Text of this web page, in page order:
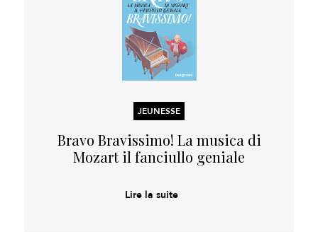
JEUNESSE
Bravo Bravissimo! La musica di
Mozart il fanciullo geniale
Lire la suite